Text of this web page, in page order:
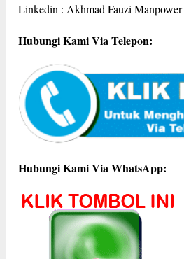
Linkedin : Akhmad Fauzi Manpower
Hubungi Kami Via Telepon:
Hubungi Kami Via WhatsApp: